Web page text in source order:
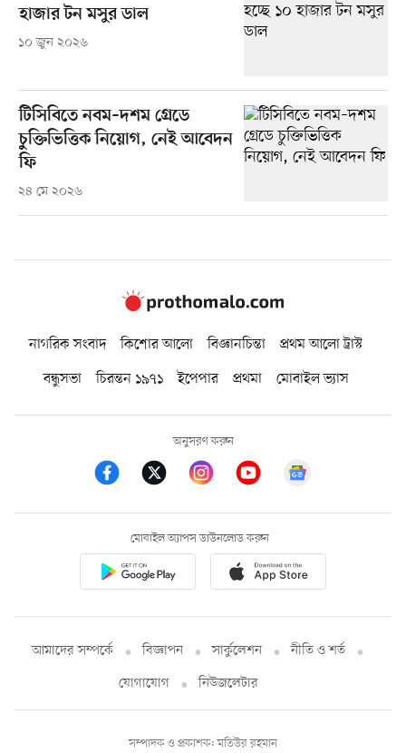
হাজার টন মসুর ডাল
১০ জুন ২০২৬
টিসিবিতে নবম–দশম গ্রেডে
চুক্তিভিত্তিক নিয়োগ, নেই আবেদন
ফি
২৪ মে ২০২৬
নাগরিক সংবাদ কিশোর আলো বিজ্ঞানচিন্তা
প্রথম আলো ট্রাস্ট
বন্ধুসভা
চিরন্তন ১৯৭১ ইপেপার প্রথমা মোবাইল ভ্যাস
অনুসরণ করুন
মোবাইল অ্যাপস ডাউনলোড করুন
আমাদের সম্পর্কে বিজ্ঞাপন সার্কুলেশন
নীতি ও শর্ত
যোগাযোগ
নিউজলেটার
সম্পাদক ও প্রকাশক: মতিউর রহমান